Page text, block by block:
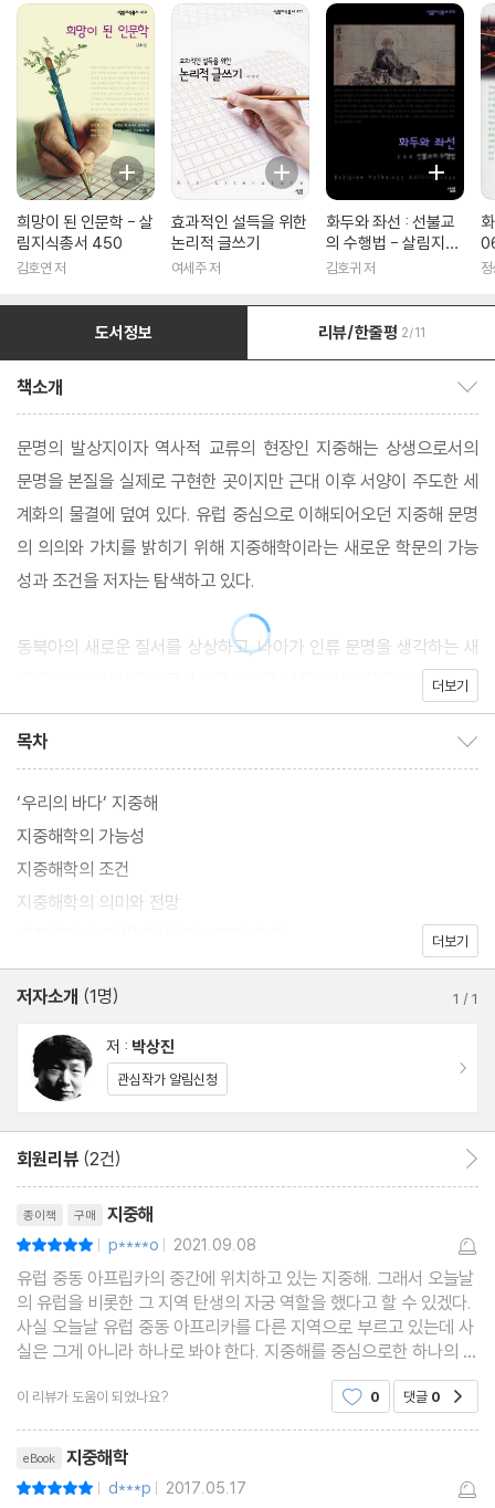
희망이 된 인문학 - 살
림지식총서 450
김호연 저
효과적인 설득을 위한
논리적 글쓰기
여세주 저
화두와 좌선 : 선불교
의 수행법 - 살림지식
총서 316
김호귀 저
도서정보 리뷰/한줄평 2/11
책소개
문명의 발상지이자 역사적 교류의 현장인 지중해는 상생으로서의
문명을 본질을 실제로 구현한 곳이지만 근대 이후 서양이 주도한 세
계화의 물결에 덮여 있다. 유럽 중심으로 이해되어오던 지중해 문명
의 의의와 가치를 밝히기 위해 지중해학이라는 새로운 학문의 가능
성과 조건을 저자는 탐색하고 있다.
동북아의 새로운 질서를 상상하고, 나아가 인류 문명을 생각하는 새
로운 패러다임의 모델로서 지중해학을 새롭게 제시하고 있다.더보기
목차
‘우리의 바다’ 지중해
지중해학의 가능성
지중해학의 조건
지중해학의 의미와 전망
더보기
저자소개 (1명) 1 /1
저 : 박상진
관심작가 알림신청
회원리뷰 (2건)
종이책 구매 지중해
| p****o | 2021.09.08
유럽 중동 아프립카의 중간에 위치하고 있는 지중해. 그래서 오늘날
의 유럽을 비롯한 그 지역 탄생의 자궁 역할을 했다고 할 수 있겠다.
사실 오늘날 유럽 중동 아프리카를 다른 지역으로 부르고 있는데 사
실은 그게 아니라 하나로 봐야 한다. 지중해를 중심으로한 하나의 역
사이다. 대항해가 시작되는 16세기 이후 오늘날에 이르기까지 유럽
그중에서도 서유럽이 세계를 리드하고 중심이
이 리뷰가 도움이 되었나요? 0 댓글 0
eBook 지중해학
| d***p | 2017.05.17